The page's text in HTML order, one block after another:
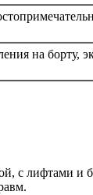
на борту,
с лифтами и